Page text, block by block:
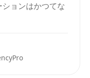
ョンはかつてな